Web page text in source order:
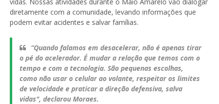
diretamente com a comunidade, levando informações que
podem evitar acidentes e salvar famílias.
“Quando falamos em desacelerar, não é apenas tirar
o pé do acelerador. É mudar a relação que temos com o
tempo e com a tecnologia. São pequenas escolhas,
como não usar o celular ao volante, respeitar os limites
de velocidade e praticar a direção defensiva, salva
vidas", declarou Moraes.